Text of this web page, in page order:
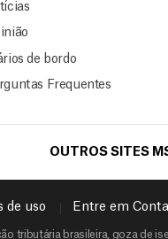
de bordo
Frequentes
OUTROS SITES
de uso Entre em
tributária brasileira, goza de